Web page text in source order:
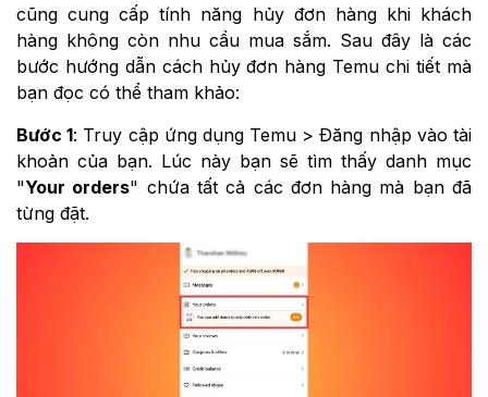
cũng cung cấp tính năng hủy đơn hàng khi khách
hàng không còn nhu cầu mua sắm. Sau đây là các
bước hướng dẫn cách hủy đơn hàng Temu chi tiết mà
bạn đọc có thể tham khảo:
Bước 1: Truy cập ứng dụng Temu > Đăng nhập vào tài
khoản của bạn. Lúc này bạn sẽ tìm thấy danh mục
"Your orders" chứa tất cả các đơn hàng mà bạn đã
từng đặt.